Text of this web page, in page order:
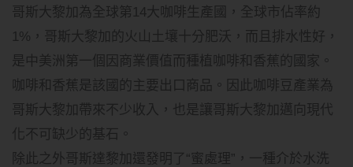
哥斯大黎加為全球第14大咖啡生產國，全球市佔率約
1%，哥斯大黎加的火山土壤十分肥沃，而且排水性好，
是中美洲第一個因商業價值而種植咖啡和香蕉的國家。
咖啡和香蕉是該國的主要出口商品。因此咖啡豆產業為
哥斯大黎加帶來不少收入，也是讓哥斯大黎加邁向現代
化不可缺少的基石。
除此之外哥斯達黎加還發明了“蜜處理”，一種介於水洗